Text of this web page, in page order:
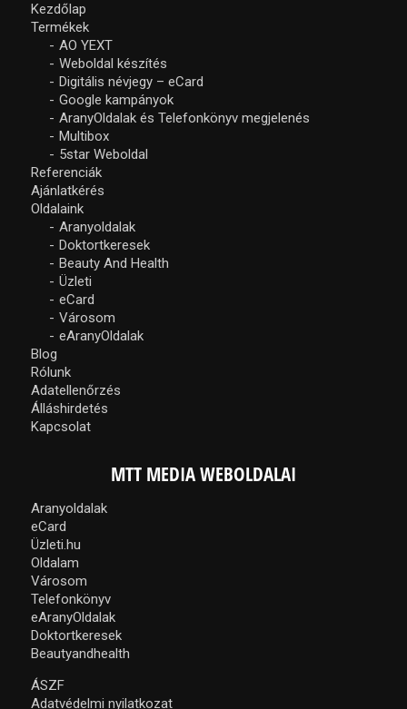
Kezdőlap
Termékek
AO YEXT
Weboldal készítés
Digitális névjegy – eCard
Google kampányok
AranyOldalak és Telefonkönyv megjelenés
Multibox
5star Weboldal
Referenciák
Ajánlatkérés
Oldalaink
Aranyoldalak
Doktortkeresek
Beauty And Health
Üzleti
eCard
Városom
eAranyOldalak
Blog
Rólunk
Adatellenőrzés
Álláshirdetés
Kapcsolat
MTT MEDIA WEBOLDALAI
Aranyoldalak
eCard
Üzleti.hu
Oldalam
Városom
Telefonkönyv
eAranyOldalak
Doktortkeresek
Beautyandhealth
ÁSZF
Adatvédelmi nyilatkozat